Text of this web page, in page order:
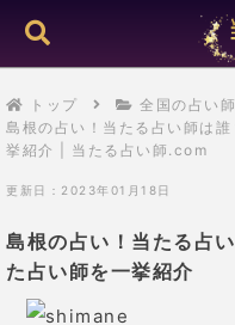
トップ
全国の占い師
島根の占い！当たる占い師は
挙紹介 | 当たる占い師.com
更新日：2023年01月18日
島根の占い！当たる占
た占い師を一挙紹介